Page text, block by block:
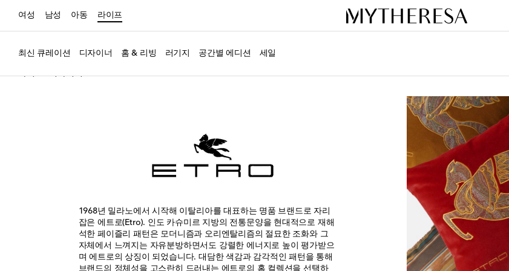
여성 남성 아동 라이프
최신 큐레이션 디자이너 홈 & 리빙 러기지 공간별 에디션 세일
1968년 밀라노에서 시작해 이탈리아를 대표하는 명품 브랜드로 자리
잡은 에트로(Etro). 인도 카슈미르 지방의 전통문양을 현대적으로 재해
석한 페이즐리 패턴은 모더니즘과 오리엔탈리즘의 절묘한 조화와 그
자체에서 느껴지는 자유분방하면서도 강렬한 에너지로 높이 평가받으
며 에트로의 상징이 되었습니다. 대담한 색감과 감각적인 패턴을 통해
브랜드의 정체성을 고스란히 드러내는 에트로의 홈 컬렉션을 선택하